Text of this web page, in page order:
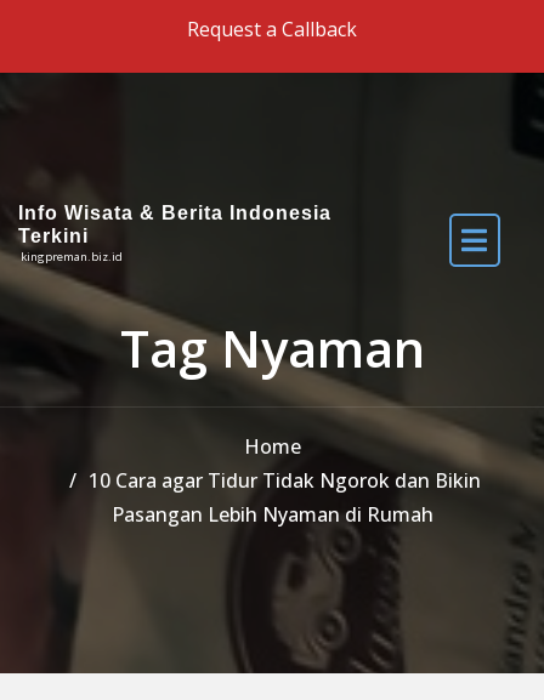
Request a Callback
Info Wisata & Berita Indonesia
Terkini
kingpreman.biz.id
Tag Nyaman
Home
10 Cara agar Tidur Tidak Ngorok dan Bikin
Pasangan Lebih Nyaman di Rumah